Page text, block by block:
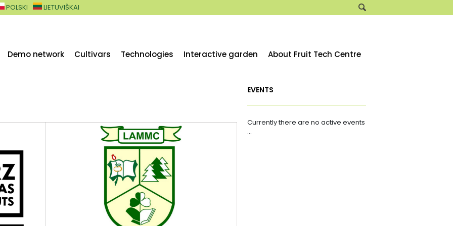
POLSKI LIETUVIŠKAI
Demo network Cultivars Technologies Interactive garden About Fruit Tech Centre
EVENTS
Currently there are no active events
...